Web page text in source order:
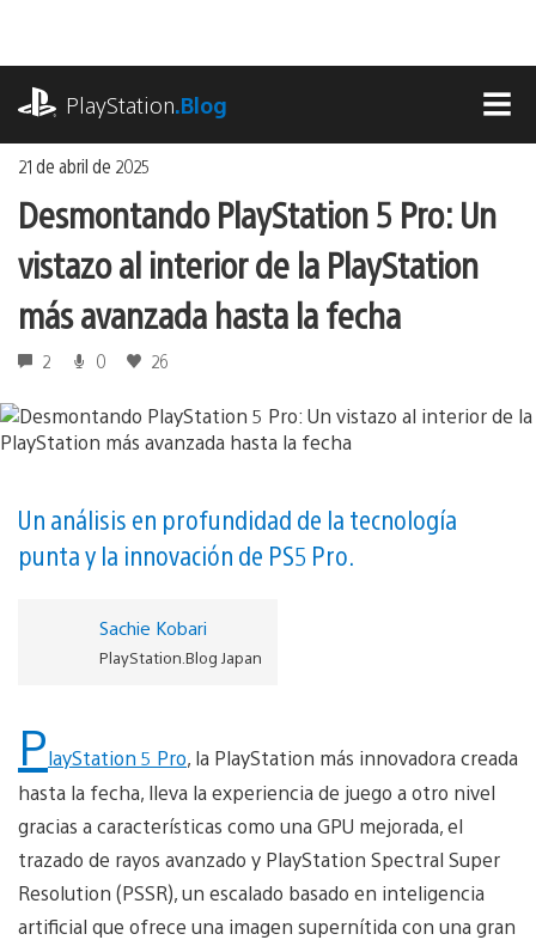
contenido
PlayStation.Blog
21 de abril de 2025
Desmontando PlayStation 5 Pro: Un
vistazo al interior de la PlayStation
más avanzada hasta la fecha
2 0 26
Un análisis en profundidad de la tecnología
punta y la innovación de PS5 Pro.
Sachie Kobari
PlayStation.Blog Japan
PlayStation 5 Pro, la PlayStation más innovadora creada
hasta la fecha, lleva la experiencia de juego a otro nivel
gracias a características como una GPU mejorada, el
trazado de rayos avanzado y PlayStation Spectral Super
Resolution (PSSR), un escalado basado en inteligencia
artificial que ofrece una imagen supernítida con una gran